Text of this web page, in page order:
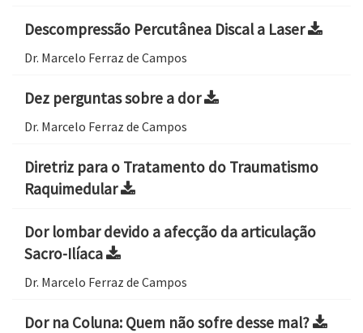
Descompressão Percutânea Discal a Laser
Dr. Marcelo Ferraz de Campos
Dez perguntas sobre a dor
Dr. Marcelo Ferraz de Campos
Diretriz para o Tratamento do Traumatismo
Raquimedular
Dor lombar devido a afecção da articulação
Sacro-Ilíaca
Dr. Marcelo Ferraz de Campos
Dor na Coluna: Quem não sofre desse mal?